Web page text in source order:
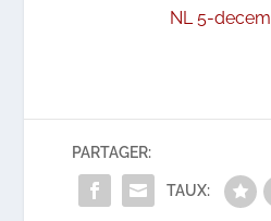
NL 5-
PARTAGER:
TAUX: